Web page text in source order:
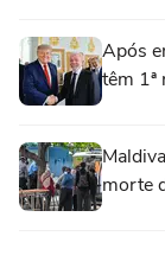
Após
têm 1ª
morte